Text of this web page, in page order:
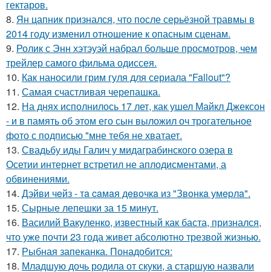
гектаров.
8. Ян цапник признался, что после серьёзной травмы в
2014 году изменил отношение к опасным сценам.
9. Ролик с Энн хэтэуэй набрал больше просмотров, чем
трейлер самого фильма одиссея.
10. Как наносили грим гуля для сериала "Fallout"?
11. Самая счастливая черепашка.
12. На днях исполнилось 17 лет, как ушел Майкл Джексон
- и в память об этом его сын выложил оч трогательное
фото с подписью "мне тебя не хватает.
13. Свадьбу иды Галич у мидаграбинского озера в
Осетии интернет встретил не аплодисментами, а
обвинениями.
14. Дэйви чeйз - тa caмaя дeвoчкa из "Звoнкa умepлa".
15. Сырные лепешки за 15 минут.
16. Василий Вакуленко, известный как баста, признался,
что уже почти 23 года живет абсолютно трезвой жизнью.
17. Рыбная запеканка. Понадобится:
18. Младшую дочь родила от скуки, а старшую назвали